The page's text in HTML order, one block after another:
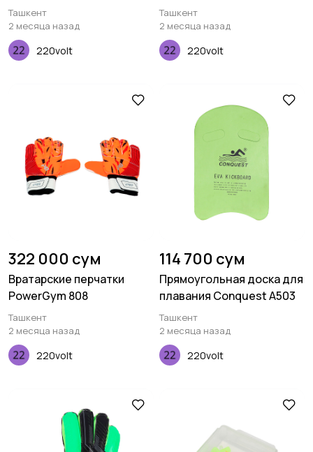
Ташкент
2 месяца назад
220volt
Ташкент
2 месяца назад
220volt
322 000 сум
Вратарские перчатки
PowerGym 808
Ташкент
2 месяца назад
220volt
114 700 сум
Прямоугольная доска для
плавания Conquest A503
Ташкент
2 месяца назад
220volt